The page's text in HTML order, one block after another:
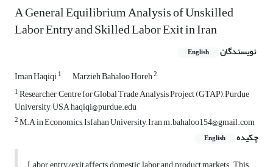
A General Equilibrium Analysis of Unskilled
Labor Entry and Skilled Labor Exit in Iran
نویسندگان English
Iman Haqiqi1 Marzieh Bahaloo Horeh2
1Researcher, Centre for Global Trade Analysis Project (GTAP), Purdue
University, USA haqiqi@purdue.edu
2M.A in Economics, Isfahan University, Iran m.bahaloo154@gmail.com
چکیده
English